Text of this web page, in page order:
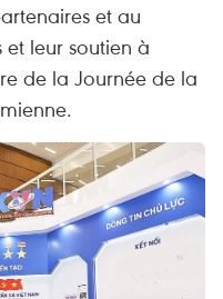
et au
leur soutien à
de la Journée de la